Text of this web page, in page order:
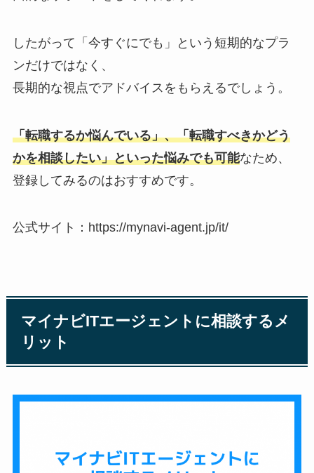
したがって「今すぐにでも」という短期的なプラ
ンだけではなく、
長期的な視点でアドバイスをもらえるでしょう。
「転職するか悩んでいる」、「転職すべきかどう
かを相談したい」といった悩みでも可能なため、
登録してみるのはおすすめです。
公式サイト：https://mynavi-agent.jp/it/
マイナビITエージェントに相談するメ
リット